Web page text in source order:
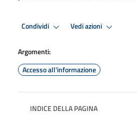
Condividi Vedi azioni
Argomenti:
Accesso all'informazione
INDICE DELLA PAGINA